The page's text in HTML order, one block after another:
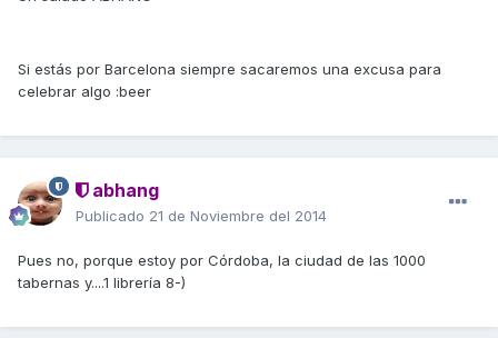
Si estás por Barcelona siempre sacaremos una excusa para
celebrar algo :beer
abhang
Publicado 21 de Noviembre del 2014
Pues no, porque estoy por Córdoba, la ciudad de las 1000
tabernas y....1 librería 8-)